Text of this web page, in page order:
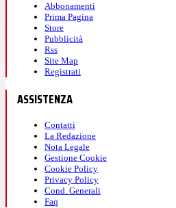
Abbonamenti
Prima Pagina
Store
Pubblicità
Rss
Site Map
Registrati
ASSISTENZA
Contatti
La Redazione
Nota Legale
Gestione Cookie
Cookie Policy
Privacy Policy
Cond. Generali
Faq